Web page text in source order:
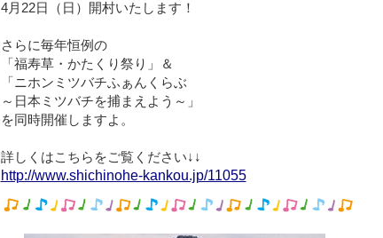
4月22日（日）開村いたします！
さらに毎年恒例の
「福寿草・かたくり祭り」＆
「ニホンミツバチふぁんくらぶ
～日本ミツバチを捕まえよう～」
を同時開催しますよ。
詳しくはこちらをご覧ください↓↓
http://www.shichinohe-kankou.jp/11055